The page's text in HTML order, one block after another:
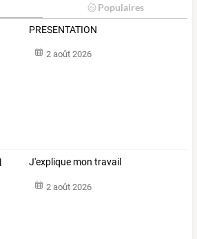
Populaires
PRESENTATION
2 août 2026
J'explique mon travail
2 août 2026